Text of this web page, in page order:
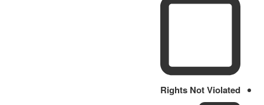
Rights Not Violated